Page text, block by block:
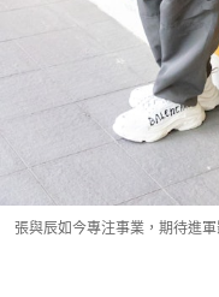
張與辰如今專注事業，期待進